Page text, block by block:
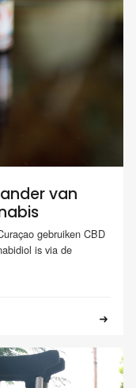
van
gebruiken CBD
is via de